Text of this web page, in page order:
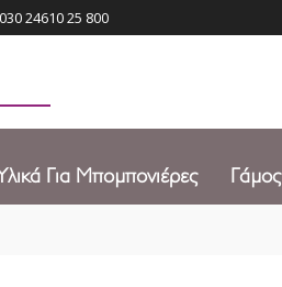
24610 25 800
Για Μπομπονιέρες Γάμος